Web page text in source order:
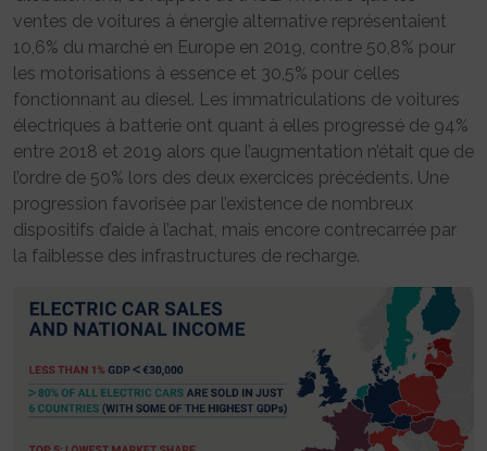
ventes de voitures à énergie alternative représentaient
10,6% du marché en Europe en 2019, contre 50,8% pour
les motorisations à essence et 30,5% pour celles
fonctionnant au diesel. Les immatriculations de voitures
électriques à batterie ont quant à elles progressé de 94%
entre 2018 et 2019 alors que l’augmentation n’était que de
l’ordre de 50% lors des deux exercices précédents. Une
progression favorisée par l’existence de nombreux
dispositifs d’aide à l’achat, mais encore contrecarrée par
la faiblesse des infrastructures de recharge.